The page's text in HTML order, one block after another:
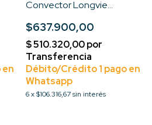
Convector Longvie
Color Grafito
$637.900,00
6x$106.316,67sin interés